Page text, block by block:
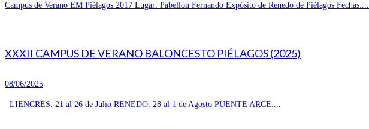
Campus de Verano EM Piélagos 2017 Lugar: Pabellón Fernando Expósito de Renedo de Piélagos Fechas:...
XXXII CAMPUS DE VERANO BALONCESTO PIÉLAGOS (2025)
08/06/2025
LIENCRES: 21 al 26 de Julio RENEDO: 28 al 1 de Agosto PUENTE ARCE:...